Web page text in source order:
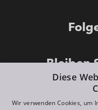
Bleiben
Diese
Wir verwenden Cookies, um